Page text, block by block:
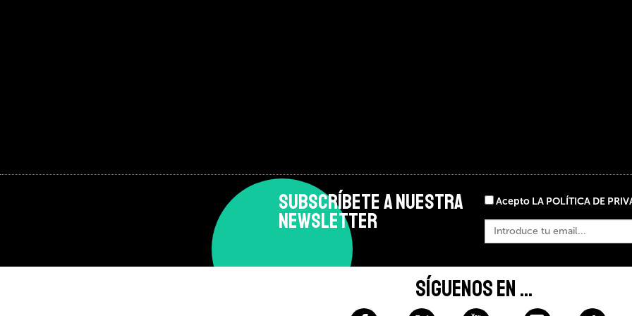
SUBSCRÍBETE A NUESTRA
NEWSLETTER
Acepto LA POLÍTICA DE
SÍGUENOS EN ...